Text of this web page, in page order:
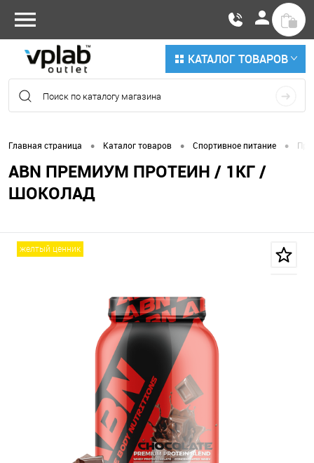
КАТАЛОГ ТОВАРОВ
Главная страница • Каталог товаров • Спортивное питание •
ABN ПРЕМИУМ ПРОТЕИН / 1КГ /
ШОКОЛАД
желтый ценник